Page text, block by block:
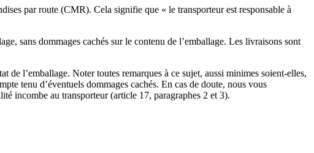
par route (CMR). Cela signifie que « le transporteur est responsable à
sans dommages cachés sur le contenu de l’emballage. Les livraisons sont
l’emballage. Noter toutes remarques à ce sujet, aussi minimes soient-elles,
tenu d’éventuels dommages cachés. En cas de doute, nous vous
incombe au transporteur (article 17, paragraphes 2 et 3).